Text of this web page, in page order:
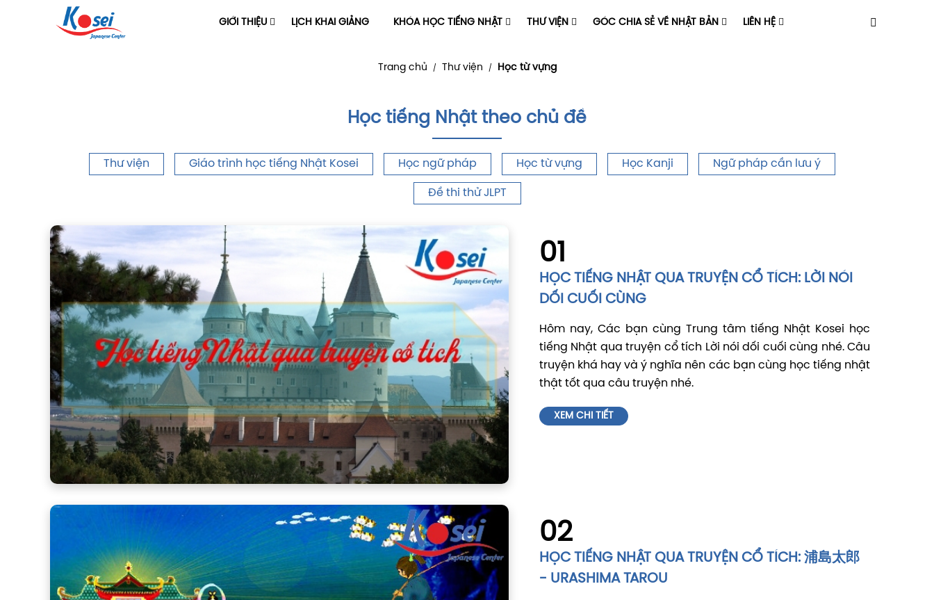
GIỚI THIỆU LỊCH KHAI GIẢNG KHÓA HỌC TIẾNG NHẬT THƯ VIỆN GÓC CHIA SẺ VỀ NHẬT BẢN LIÊN HỆ
Trang chủ / Thư viện / Học từ vựng
Học tiếng Nhật theo chủ đề
Thư viện Giáo trình học tiếng Nhật Kosei Học ngữ pháp Học từ vựng Học Kanji Ngữ pháp cần lưu ý
Đề thi thử JLPT
01
HỌC TIẾNG NHẬT QUA TRUYỆN CỔ TÍCH: LỜI NÓI
DỐI CUỐI CÙNG
Hôm nay, Các bạn cùng Trung tâm tiếng Nhật Kosei học
tiếng Nhật qua truyện cổ tích Lời nói dối cuối cùng nhé. Câu
truyện khá hay và ý nghĩa nên các bạn cùng học tiếng nhật
thật tốt qua câu truyện nhé.
XEM CHI TIẾT
02
HỌC TIẾNG NHẬT QUA TRUYỆN CỔ TÍCH: 浦島太郎
- URASHIMA TAROU